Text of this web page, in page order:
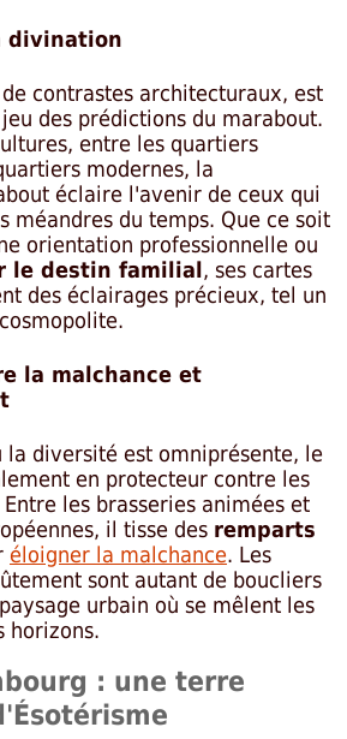
divination
contrastes architecturaux, est
des prédictions du marabout.
entre les quartiers
modernes, la
éclaire l'avenir de ceux qui
méandres du temps. Que ce soit
orientation professionnelle ou
le destin familial, ses cartes
des éclairages précieux, tel un
la malchance et
la diversité est omniprésente, le
en protecteur contre les
les brasseries animées et
il tisse des remparts
éloigner la malchance. Les
sont autant de boucliers
urbain où se mêlent les
horizons.
: une terre